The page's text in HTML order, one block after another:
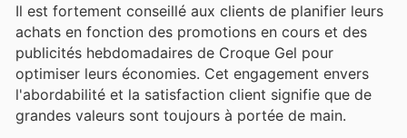
Il est fortement conseillé aux clients de planifier leurs
achats en fonction des promotions en cours et des
publicités hebdomadaires de Croque Gel pour
optimiser leurs économies. Cet engagement envers
l'abordabilité et la satisfaction client signifie que de
grandes valeurs sont toujours à portée de main.